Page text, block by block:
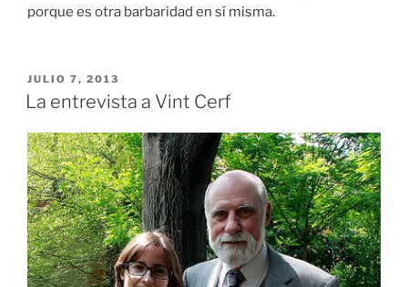
porque es otra barbaridad en sí misma.
PUBLICADO
EL
JULIO 7, 2013
La entrevista a Vint Cerf